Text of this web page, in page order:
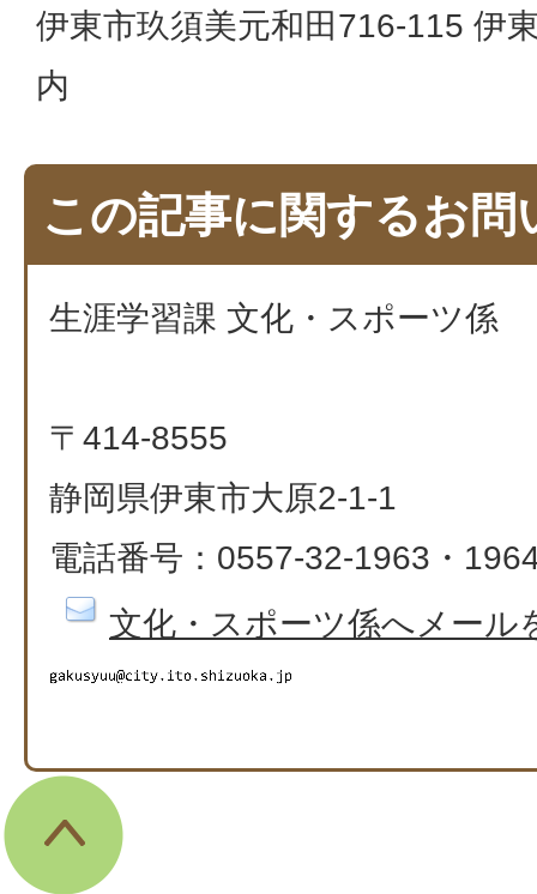
伊東市玖須美元和田716-115 伊
内
この記事に関するお問
生涯学習課 文化・スポーツ係
〒414-8555
静岡県伊東市大原2-1-1
電話番号：0557-32-1963・
文化・スポーツ係へメール